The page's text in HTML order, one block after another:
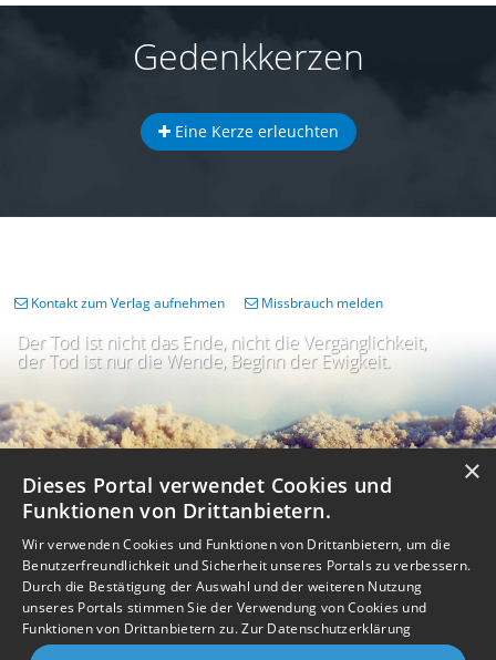
Gedenkkerzen
Eine Kerze erleuchten
Der Tod ist nicht das Ende, nicht die Vergänglichkeit,
der Tod ist nur die Wende, Beginn der Ewigkeit.
Kontakt zum Verlag aufnehmen Missbrauch melden
Impressum Nutzungsbedingungen Datenschutz
AGB
Barrierefreiheit
Barriere melden
I
m
Accessibility-Modus aktivieren
IKontrastmodus aktivieren
×
Dieses Portal verwendet Cookies und
Funktionen von Drittanbietern.
Wir verwenden Cookies und Funktionen von Drittanbietern, um die
Benutzerfreundlichkeit und Sicherheit unseres Portals zu verbessern.
Durch die Bestätigung der Auswahl und der weiteren Nutzung
unseres Portals stimmen Sie der Verwendung von Cookies und
Funktionen von Drittanbietern zu.Zur Datenschutzerklärung